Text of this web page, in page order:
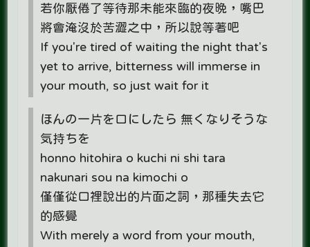
若你厭倦了等待那未能來臨的夜晚，嘴巴
將會淹沒於苦澀之中，所以說等著吧
If you're tired of waiting the night that's
yet to arrive, bitterness will immerse in
your mouth, so just wait for it
ほんの一片を口にしたら 無くなりそうな
気持ちを
honno hitohira o kuchi ni shi tara
nakunari sou na kimochi o
僅僅從口裡說出的片面之詞，那種失去它
的感覺
With merely a word from your mouth,